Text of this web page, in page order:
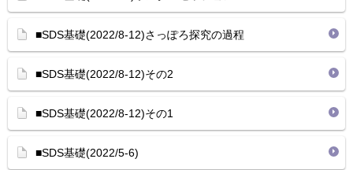
■SDS基礎(2022/8-12)さっぽろ探究の過程
■SDS基礎(2022/8-12)その2
■SDS基礎(2022/8-12)その1
■SDS基礎(2022/5-6)